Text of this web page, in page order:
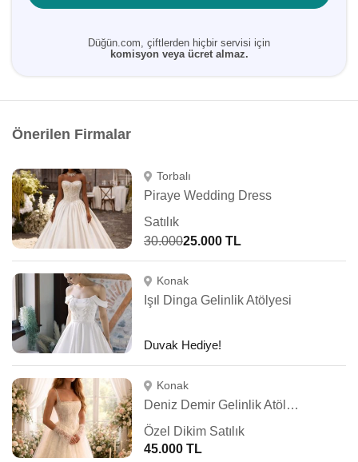
Düğün.com, çiftlerden hiçbir servisi için
komisyon veya ücret almaz.
Önerilen Firmalar
Torbalı
Piraye Wedding Dress
Satılık
30.00025.000 TL
Konak
Işıl Dinga Gelinlik Atölyesi
Duvak Hediye!
Konak
Deniz Demir Gelinlik Atölyesi
Özel Dikim Satılık
45.000 TL